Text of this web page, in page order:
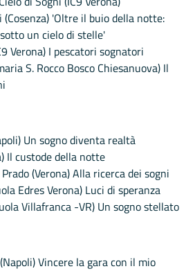
(Cosenza) 'Oltre il buio della notte:
un cielo di stelle'
Verona) I pescatori sognatori
S. Rocco Bosco Chiesanuova) Il
Un sogno diventa realtà
Il custode della notte
(Verona) Alla ricerca dei sogni
Edres Verona) Luci di speranza
Villafranca -VR) Un sogno stellato
Vincere la gara con il mio